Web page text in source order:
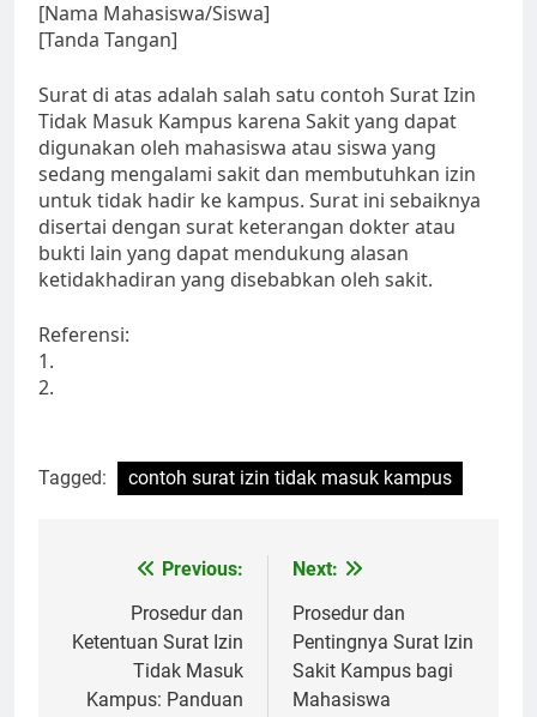
[Nama Mahasiswa/Siswa]
[Tanda Tangan]
Surat di atas adalah salah satu contoh Surat Izin
Tidak Masuk Kampus karena Sakit yang dapat
digunakan oleh mahasiswa atau siswa yang
sedang mengalami sakit dan membutuhkan izin
untuk tidak hadir ke kampus. Surat ini sebaiknya
disertai dengan surat keterangan dokter atau
bukti lain yang dapat mendukung alasan
ketidakhadiran yang disebabkan oleh sakit.
Referensi:
1.
2.
Tagged: contoh surat izin tidak masuk kampus
navigation
Previous:
Prosedur dan
Ketentuan Surat Izin
Tidak Masuk
Kampus: Panduan
Next:
Prosedur dan
Pentingnya Surat Izin
Sakit Kampus bagi
Mahasiswa